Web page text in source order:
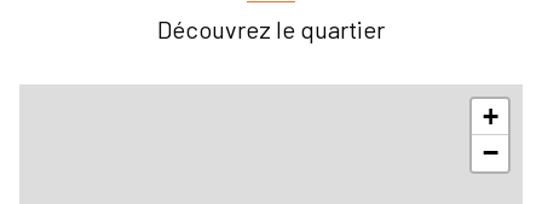
Découvrez le quartier
+
−